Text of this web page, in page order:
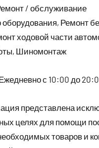
/ обслуживание
оборудования, Ремонт
ходовой части
Шиномонтаж
с 10:00 до
представлена
целях для помощи
товаров и